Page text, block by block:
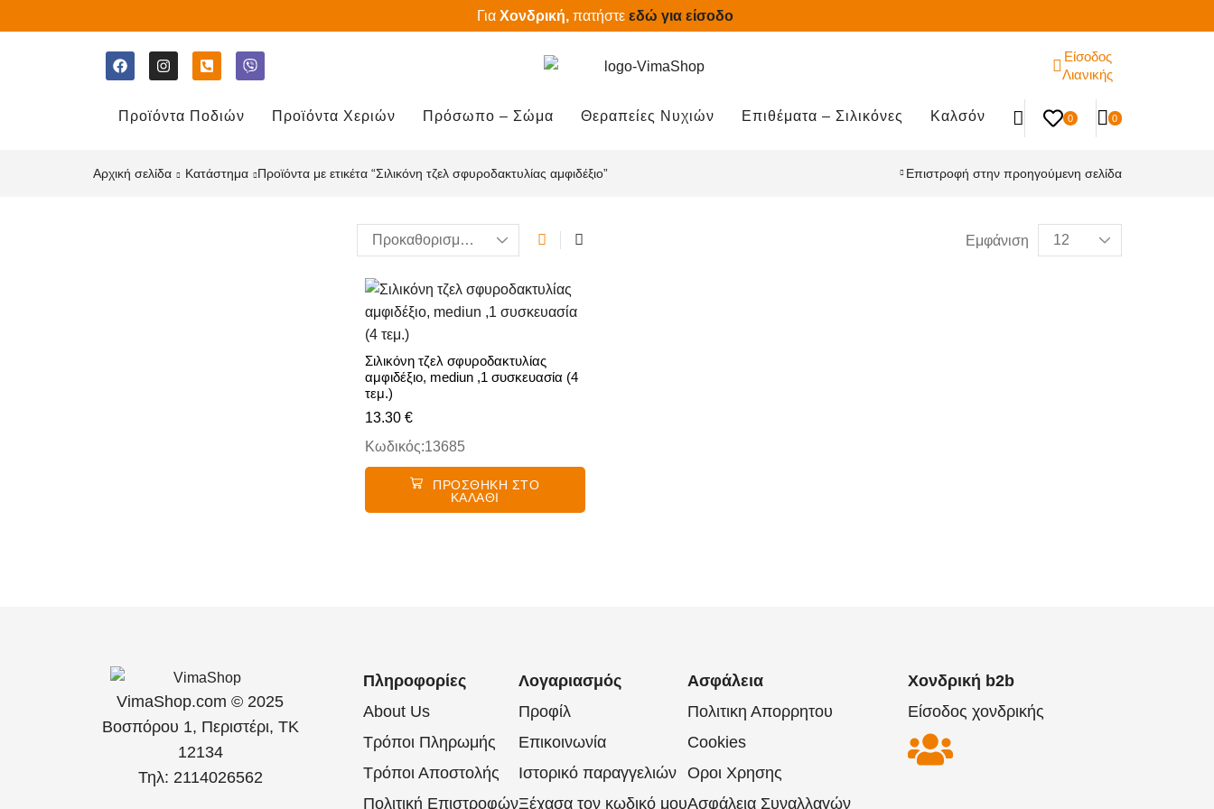
Για Χονδρική, πατήστε εδώ για είσοδο
Είσοδος
Λιανικής
Προϊόντα Ποδιών Προϊόντα Χεριών Πρόσωπο – Σώμα Θεραπείες Νυχιών Επιθέματα – Σιλικόνες Καλσόν 0 0
Αρχική σελίδα Κατάστημα Προϊόντα με ετικέτα “Σιλικόνη τζελ σφυροδακτυλίας αμφιδέξιο” Επιστροφή στην προηγούμενη σελίδα
Εμφάνιση
Σιλικόνη τζελ σφυροδακτυλίας
αμφιδέξιο, mediun ,1 συσκευασία (4
τεμ.)
13.30 €
Κωδικός:13685
ΠΡΟΣΘΉΚΗ ΣΤΟ
ΚΑΛΆΘΙ
VimaShop.com © 2025
Βοσπόρου 1, Περιστέρι, ΤΚ
12134
Τηλ: 2114026562
Πληροφορίες
About Us
Τρόποι Πληρωμής
Τρόποι Αποστολής
Πολιτική Επιστροφών
Λογαριασμός
Προφίλ
Επικοινωνία
Ιστορικό παραγγελιών
Ξέχασα τον κωδικό μου
Ασφάλεια
Πολιτικη Απορρητου
Cookies
Οροι Χρησης
Ασφάλεια Συναλλαγών
Χονδρική b2b
Είσοδος χονδρικής